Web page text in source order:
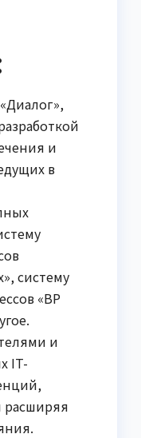
и
в
систему
«BP
и
IT-
расширяя